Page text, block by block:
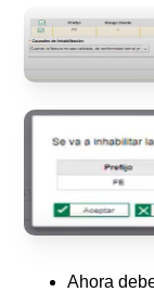
Ahora